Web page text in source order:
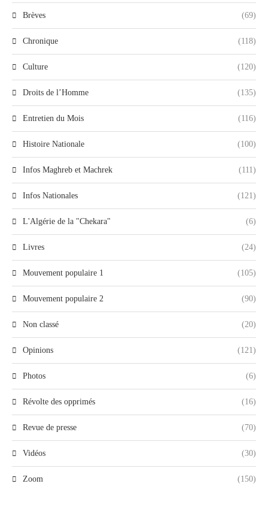
Brèves (69)
Chronique (118)
Culture (120)
Droits de l’Homme (135)
Entretien du Mois (116)
Histoire Nationale (100)
Infos Maghreb et Machrek (111)
Infos Nationales (121)
L'Algérie de la "Chekara" (6)
Livres (24)
Mouvement populaire 1 (105)
Mouvement populaire 2 (90)
Non classé (20)
Opinions (121)
Photos (6)
Révolte des opprimés (16)
Revue de presse (70)
Vidéos (30)
Zoom (150)